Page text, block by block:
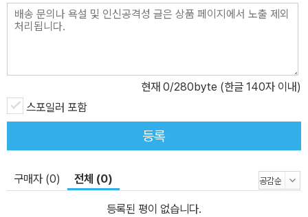
현재 0/280byte (한글 140자 이내)
스포일러 포함
등록
구매자 (0) 전체 (0)
등록된 평이 없습니다.